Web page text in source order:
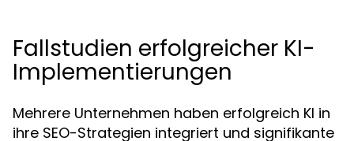
Fallstudien erfolgreicher KI-
Implementierungen
Mehrere Unternehmen haben erfolgreich KI in
ihre SEO-Strategien integriert und signifikante